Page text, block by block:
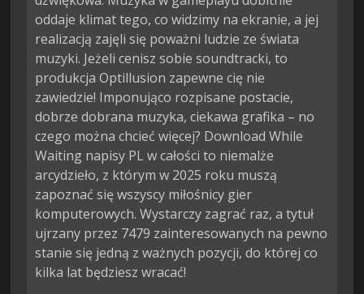
oddaje klimat tego, co widzimy na ekranie, a jej
realizacją zajęli się poważni ludzie ze świata
muzyki. Jeżeli cenisz sobie soundtracki, to
produkcja Optillusion zapewne cię nie
zawiedzie! Imponująco rozpisane postacie,
dobrze dobrana muzyka, ciekawa grafika – no
czego można chcieć więcej? Download While
Waiting napisy PL w całości to niemalże
arcydzieło, z którym w 2025 roku muszą
zapoznać się wszyscy miłośnicy gier
komputerowych. Wystarczy zagrać raz, a tytuł
ujrzany przez 7479 zainteresowanych na pewno
stanie się jedną z ważnych pozycji, do której co
kilka lat będziesz wracać!